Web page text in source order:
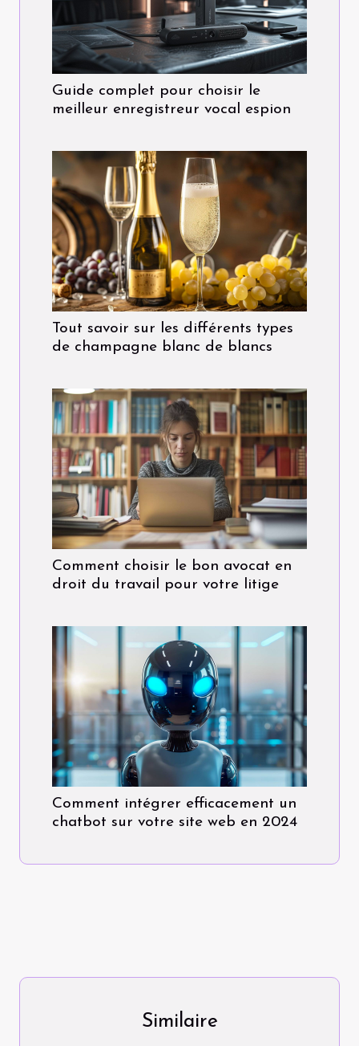
Guide complet pour choisir le
meilleur enregistreur vocal espion
Tout savoir sur les différents types
de champagne blanc de blancs
Comment choisir le bon avocat en
droit du travail pour votre litige
Comment intégrer efficacement un
chatbot sur votre site web en 2024
Similaire